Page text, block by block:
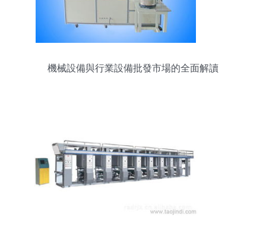
機械設備與行業設備批發市場的全面解讀